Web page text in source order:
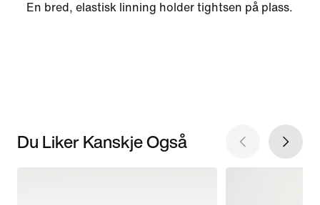
En bred, elastisk linning holder tightsen på plass.
Du Liker Kanskje Også